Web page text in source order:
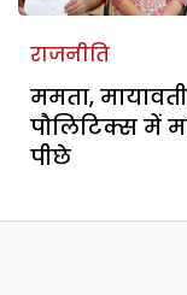
राजनीति
ममता,
पौलिटिक्स में
पीछे